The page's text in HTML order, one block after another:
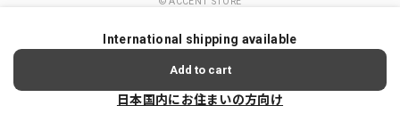
International shipping available
Add to cart
日本国内にお住まいの方向け